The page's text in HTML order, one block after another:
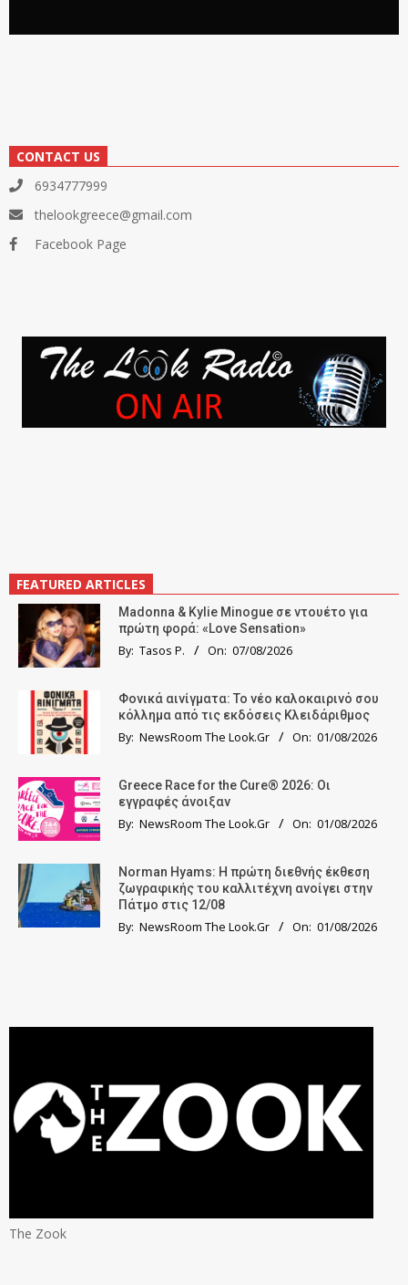
CONTACT US
6934777999
thelookgreece@gmail.com
Facebook Page
FEATURED ARTICLES
Madonna & Kylie Minogue σε ντουέτο για
πρώτη φορά: «Love Sensation»
By: Tasos P. On: 07/08/2026
Φονικά αινίγματα: Το νέο καλοκαιρινό σου
κόλλημα από τις εκδόσεις Κλειδάριθμος
By: NewsRoom The Look.Gr On: 01/08/2026
Greece Race for the Cure® 2026: Οι
εγγραφές άνοιξαν
By: NewsRoom The Look.Gr On: 01/08/2026
Norman Hyams: Η πρώτη διεθνής έκθεση
ζωγραφικής του καλλιτέχνη ανοίγει στην
Πάτμο στις 12/08
By: NewsRoom The Look.Gr On: 01/08/2026
The Zook